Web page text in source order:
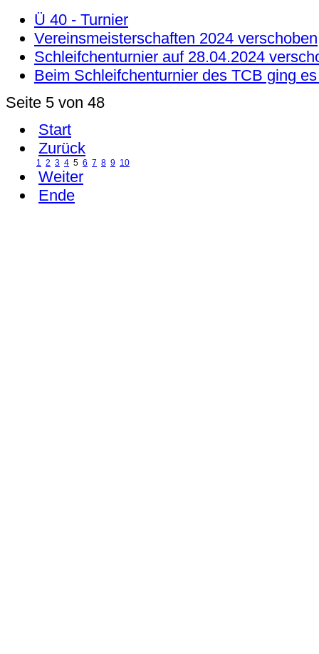
Ü 40 - Turnier
Vereinsmeisterschaften 2024 verschoben
Schleifchenturnier auf 28.04.2024
Beim Schleifchenturnier des TCB ging
Seite 5 von 48
Start
Zurück
1 2 3 4 5 6 7 8 9 10
Weiter
Ende